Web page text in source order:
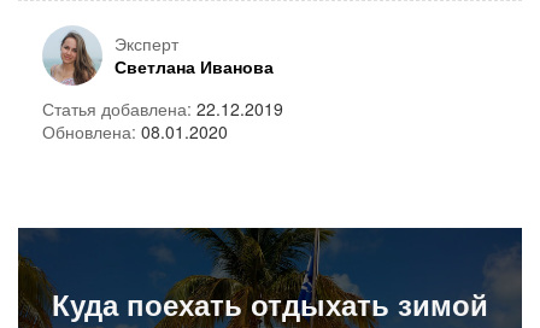
Эксперт
Светлана Иванова
Статья добавлена: 22.12.2019
Обновлена: 08.01.2020
Куда поехать отдыхать зимой